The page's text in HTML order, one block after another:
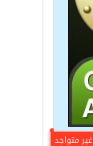
غير متواجد